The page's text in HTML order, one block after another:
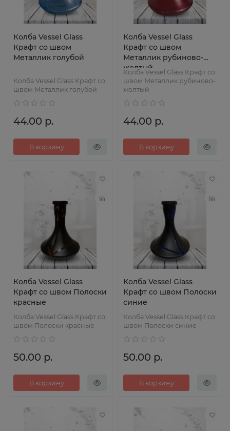
Колба Vessel Glass
Крафт со швом
Металлик голубой
Колба Vessel Glass Крафт со
швом Металлик голубой
44.00 р.
В корзину
Колба Vessel Glass
Крафт со швом
Металлик рубиново-
желтый
Колба Vessel Glass Крафт со
швом Металлик рубиново-
желтый
44.00 р.
В корзину
Колба Vessel Glass
Крафт со швом Полоски
красные
Колба Vessel Glass Крафт со
швом Полоски красные
50.00 р.
В корзину
Колба Vessel Glass
Крафт со швом Полоски
синие
Колба Vessel Glass Крафт со
швом Полоски синие
50.00 р.
В корзину